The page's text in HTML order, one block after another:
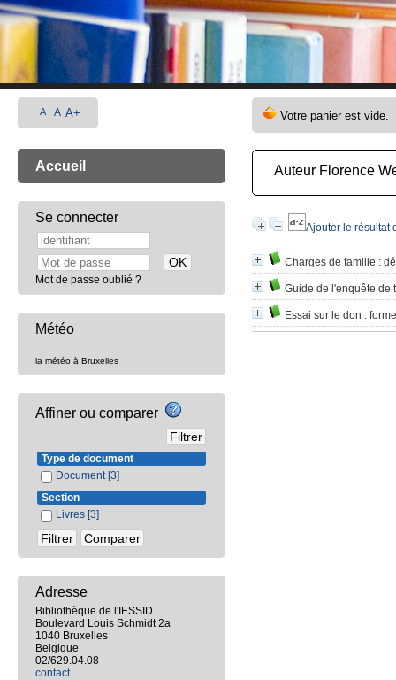
Auteur Florence
Ajouter le résultat
Charges de famille :
Guide de l'enquête de
Essai sur le don :
A- A A+
Accueil
Se connecter
Mot de passe oublié ?
Météo
la météo à Bruxelles
Affiner ou comparer
Type de document
Document [3]
Section
Livres [3]
Adresse
Bibliothèque de l'IESSID
Boulevard Louis Schmidt 2a
1040 Bruxelles
Belgique
02/629.04.08
contact